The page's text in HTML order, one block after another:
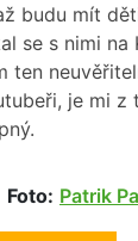
budu mít
se s nimi
ten
je mi
Foto: Patrik